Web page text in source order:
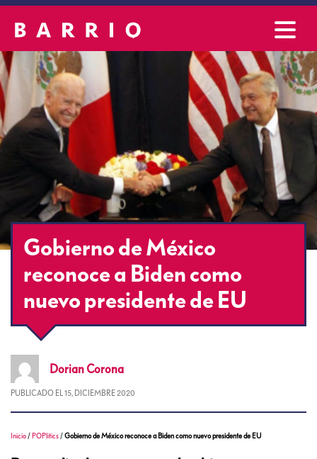
Gobierno de México
reconoce a Biden como
nuevo presidente de EU
Dorian Corona
PUBLICADO EL 15, DICIEMBRE 2020
Inicio / POPlitics /Gobierno de México reconoce a Biden como nuevo presidente de EU